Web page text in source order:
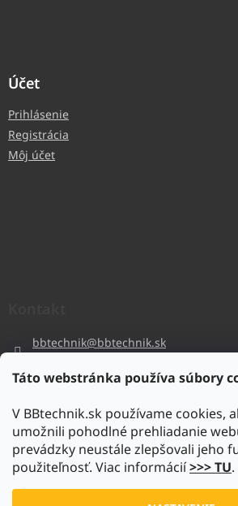
Táto webstránka používa súbory
V BBtechnik.sk používame cookies,
umožnili pohodlné prehliadanie
prevádzky neustále zlepšovali jeho
použiteľnosť. Viac informácií>>> TU.
Účet
Prihlásenie
Registrácia
Môj účet
bbtechnik@bbtechnik.sk
bbtechnik
https://www.youtube.com/@bb-